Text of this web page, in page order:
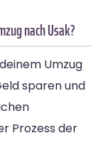
nach Usak?
Umzug
sparen und
Prozess der